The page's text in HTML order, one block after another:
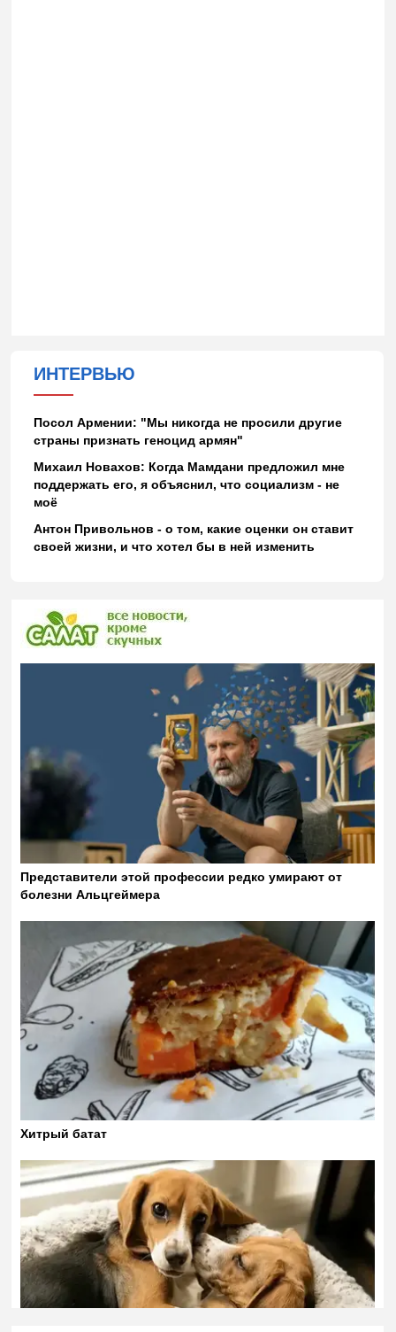
ИНТЕРВЬЮ
Посол Армении: "Мы никогда не просили другие
страны признать геноцид армян"
Михаил Новахов: Когда Мамдани предложил мне
поддержать его, я объяснил, что социализм - не
моё
Антон Привольнов - о том, какие оценки он ставит
своей жизни, и что хотел бы в ней изменить